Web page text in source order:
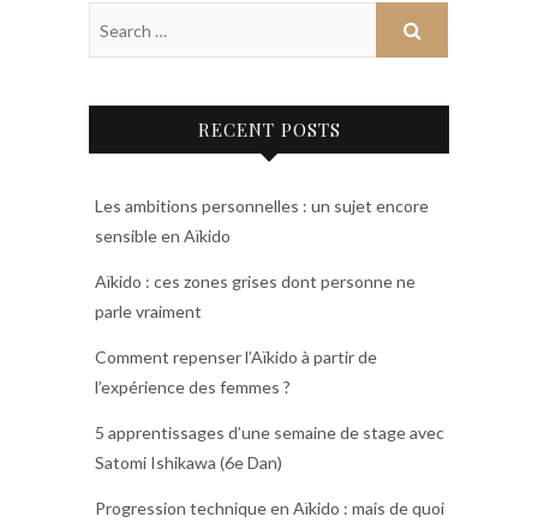
RECENT POSTS
Les ambitions personnelles : un sujet encore
sensible en Aïkido
Aïkido : ces zones grises dont personne ne
parle vraiment
Comment repenser l’Aïkido à partir de
l’expérience des femmes ?
5 apprentissages d’une semaine de stage avec
Satomi Ishikawa (6e Dan)
Progression technique en Aïkido : mais de quoi